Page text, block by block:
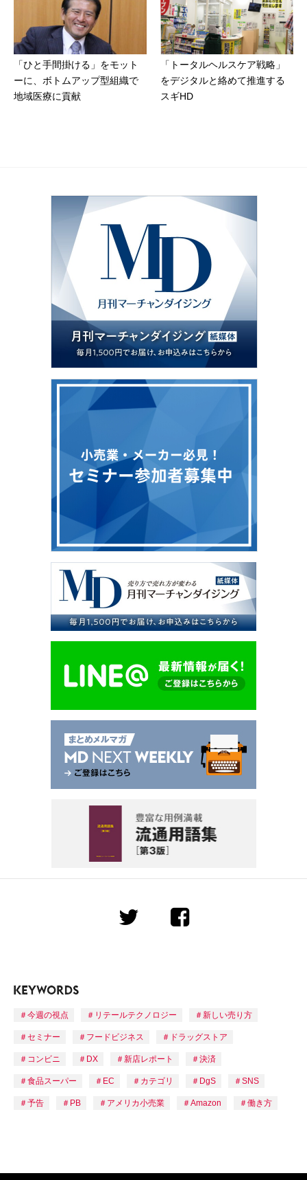
「ひと手間掛ける」をモット
ーに、ボトムアップ型組織で
地域医療に貢献
「トータルヘルスケア戦略」
をデジタルと絡めて推進する
スギHD
今週の視点 リテールテクノロジー 新しい売り方
セミナー フードビジネス ドラッグストア
コンビニ DX 新店レポート 決済
食品スーパー EC カテゴリ DgS SNS
予告 PB アメリカ小売業 Amazon 働き方